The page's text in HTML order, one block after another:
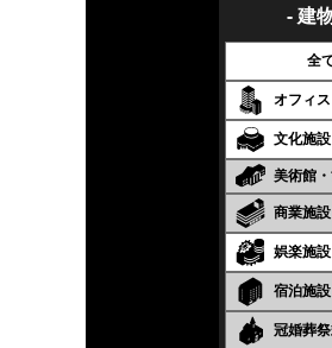
- 建
全
オフィス
文化施
美術館
商業施設
娯楽施設
宿泊施設
冠婚葬